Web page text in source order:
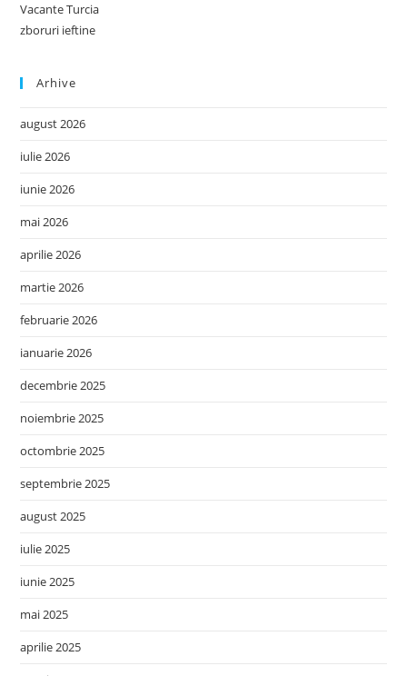
Vacante Turcia
zboruri ieftine
Arhive
august 2026
iulie 2026
iunie 2026
mai 2026
aprilie 2026
martie 2026
februarie 2026
ianuarie 2026
decembrie 2025
noiembrie 2025
octombrie 2025
septembrie 2025
august 2025
iulie 2025
iunie 2025
mai 2025
aprilie 2025